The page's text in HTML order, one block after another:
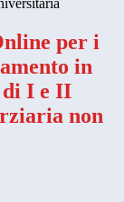
per i
in
di I e II
non